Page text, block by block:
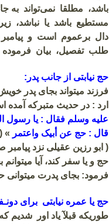
باشد، مطلقا نمی‌تواند به
مستطیع باشد یا نباشد،
دال برعموم است و
طلب تفصیل‌، بیان
حج نیابتی از جانب پدر:
فرزند میتواند بجای پدر
ارد : در حدیث متبرکه
علیه وسلم فقال : یا رسول
قال : حج عن أبیک واعتمر »
( ابو رزین عقیلی نزد
حج و یا سفر کند، آیا
فرمود: بجای پدرت
حج یا عمره نیابتی برای
طوریکه قبلآ یاد اور شدیم